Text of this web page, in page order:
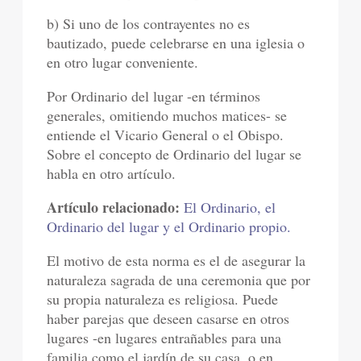
b) Si uno de los contrayentes no es
bautizado, puede celebrarse en una iglesia o
en otro lugar conveniente.
Por Ordinario del lugar -en términos
generales, omitiendo muchos matices- se
entiende el Vicario General o el Obispo.
Sobre el concepto de Ordinario del lugar se
habla en otro artículo.
Artículo relacionado: El Ordinario, el
Ordinario del lugar y el Ordinario propio.
El motivo de esta norma es el de asegurar la
naturaleza sagrada de una ceremonia que por
su propia naturaleza es religiosa. Puede
haber parejas que deseen casarse en otros
lugares -en lugares entrañables para una
familia como el jardín de su casa, o en